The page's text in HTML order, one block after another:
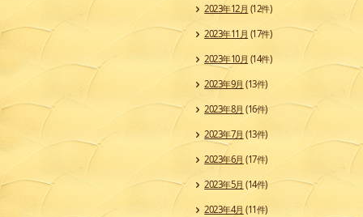
2023年12月 (12件)
2023年11月 (17件)
2023年10月 (14件)
2023年9月 (13件)
2023年8月 (16件)
2023年7月 (13件)
2023年6月 (17件)
2023年5月 (14件)
2023年4月 (11件)